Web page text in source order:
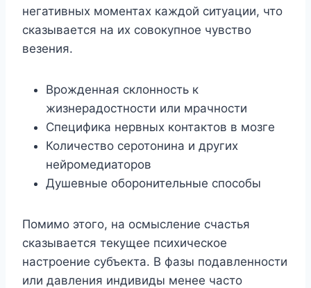
негативных моментах каждой ситуации, что
сказывается на их совокупное чувство
везения.
Врожденная склонность к
жизнерадостности или мрачности
Специфика нервных контактов в мозге
Количество серотонина и других
нейромедиаторов
Душевные оборонительные способы
Помимо этого, на осмысление счастья
сказывается текущее психическое
настроение субъекта. В фазы подавленности
или давления индивиды менее часто